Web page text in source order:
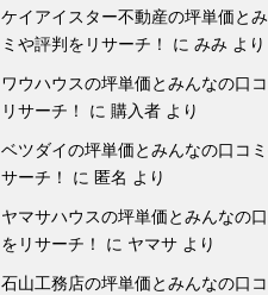
ケイアイスター不動産の坪単価と
ミや評判をリサーチ！
に みみ より
ワウハウスの坪単価とみんなの口
リサーチ！
に 購入者 より
ベツダイの坪単価とみんなの口コ
サーチ！
に 匿名 より
ヤマサハウスの坪単価とみんなの
をリサーチ！
に ヤマサ より
石山工務店の坪単価とみんなの口